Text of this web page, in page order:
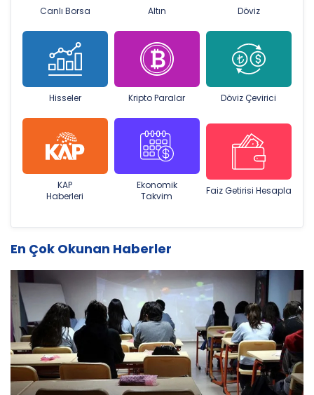
Canlı Borsa Altın Döviz
Hisseler Kripto Paralar Döviz Çevirici
KAP
Haberleri
Ekonomik
Takvim
Faiz Getirisi Hesapla
En Çok Okunan Haberler